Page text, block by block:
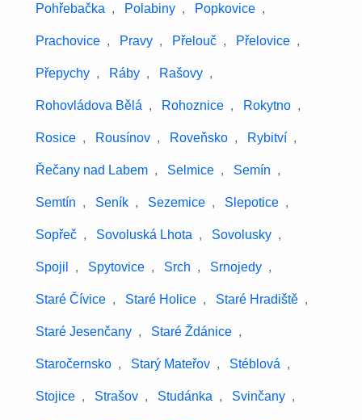
Pohřebačka , Polabiny , Popkovice ,
Prachovice , Pravy , Přelouč , Přelovice ,
Přepychy , Ráby , Rašovy ,
Rohovládova Bělá , Rohoznice , Rokytno ,
Rosice , Rousínov , Roveňsko , Rybitví ,
Řečany nad Labem , Selmice , Semín ,
Semtín , Seník , Sezemice , Slepotice ,
Sopřeč , Sovoluská Lhota , Sovolusky ,
Spojil , Spytovice , Srch , Srnojedy ,
Staré Čívice , Staré Holice , Staré Hradiště ,
Staré Jesenčany , Staré Ždánice ,
Staročernsko , Starý Mateřov , Stéblová ,
Stojice , Strašov , Studánka , Svinčany ,